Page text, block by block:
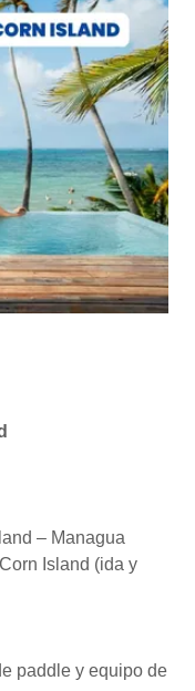
– Managua
Island (ida y
paddle y equipo de